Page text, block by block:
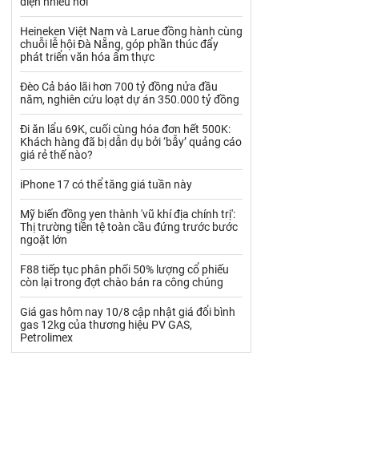
Palladium Phân bón
Rau - Củ -Quả
Sữa
Than Thức ăn chăn nuôi
Thủy hải sản khác
Vàng
VLXD khác Xăng dầu
Xi măng - Clynker
Heineken Việt Nam và Larue đồng hành cùng
chuỗi lễ hội Đà Nẵng, góp phần thúc đẩy
phát triển văn hóa ẩm thực
Đèo Cả báo lãi hơn 700 tỷ đồng nửa đầu
năm, nghiên cứu loạt dự án 350.000 tỷ đồng
Đi ăn lẩu 69K, cuối cùng hóa đơn hết 500K:
Khách hàng đã bị dẫn dụ bởi ‘bẫy’ quảng cáo
giá rẻ thế nào?
iPhone 17 có thể tăng giá tuần này
Mỹ biến đồng yen thành 'vũ khí địa chính trị':
Thị trường tiền tệ toàn cầu đứng trước bước
ngoặt lớn
F88 tiếp tục phân phối 50% lượng cổ phiếu
còn lại trong đợt chào bán ra công chúng
Giá gas hôm nay 10/8 cập nhật giá đổi bình
gas 12kg của thương hiệu PV GAS,
Petrolimex